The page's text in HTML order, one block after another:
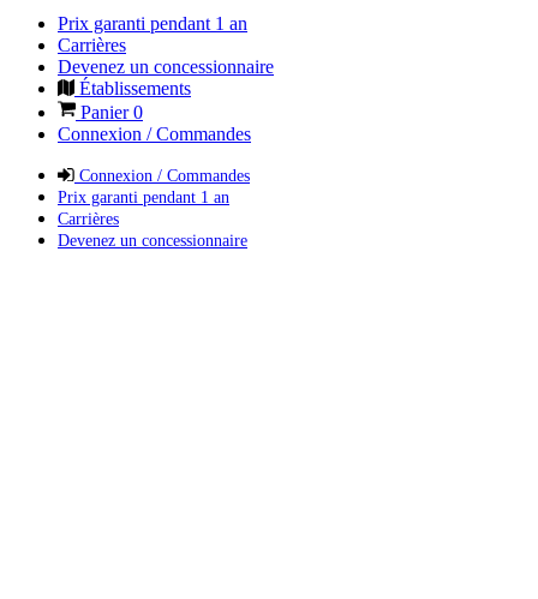
Prix garanti pendant 1 an
Carrières
Devenez un concessionnaire
Établissements
Panier0
Connexion / Commandes
Connexion / Commandes
Prix garanti pendant 1 an
Carrières
Devenez un concessionnaire